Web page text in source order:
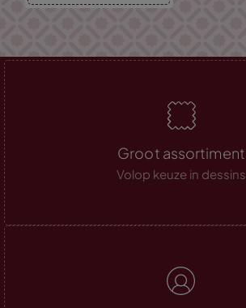
Groot assortiment
Volop keuze in dessins